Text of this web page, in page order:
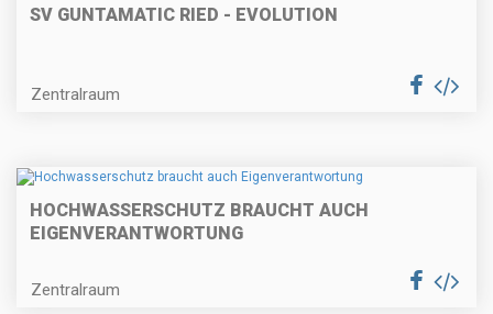
SV GUNTAMATIC RIED - EVOLUTION
Zentralraum
HOCHWASSERSCHUTZ BRAUCHT AUCH
EIGENVERANTWORTUNG
Zentralraum